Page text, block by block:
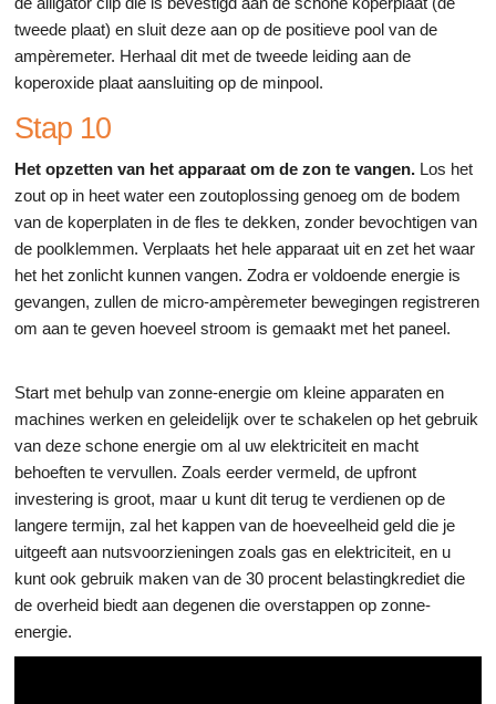
tweede plaat) en sluit deze aan op de positieve pool van de
ampèremeter. Herhaal dit met de tweede leiding aan de
koperoxide plaat aansluiting op de minpool.
Stap 10
Het opzetten van het apparaat om de zon te vangen. Los het
zout op in heet water een zoutoplossing genoeg om de bodem
van de koperplaten in de fles te dekken, zonder bevochtigen van
de poolklemmen. Verplaats het hele apparaat uit en zet het waar
het het zonlicht kunnen vangen. Zodra er voldoende energie is
gevangen, zullen de micro-ampèremeter bewegingen registreren
om aan te geven hoeveel stroom is gemaakt met het paneel.
Start met behulp van zonne-energie om kleine apparaten en
machines werken en geleidelijk over te schakelen op het gebruik
van deze schone energie om al uw elektriciteit en macht
behoeften te vervullen. Zoals eerder vermeld, de upfront
investering is groot, maar u kunt dit terug te verdienen op de
langere termijn, zal het kappen van de hoeveelheid geld die je
uitgeeft aan nutsvoorzieningen zoals gas en elektriciteit, en u
kunt ook gebruik maken van de 30 procent belastingkrediet die
de overheid biedt aan degenen die overstappen op zonne-
energie.